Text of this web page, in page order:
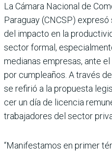
La Cámara Nacional de
Paraguay (CNCSP)
del impacto en la
sector for­mal,
media­nas empresas, ante
por cumpleaños. A través
se refirió a la propuesta
cer un día de licencia
trabajadores del sec­tor
“Manifestamos en primer